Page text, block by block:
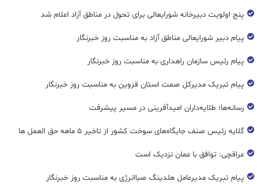
پنج اولویت دبیرخانه شورایعالی برای تحول در مناطق آزاد اعلام شد
پیام دبیر شورایعالی مناطق آزاد به مناسبت روز خبرنگار
پیام رئیس سازمان راهداری به مناسبت روز خبرنگار
پیام تبریک مدیرکل صمت استان قزوین به مناسبت روز خبرنگار
رسانه‌ها؛ طلایه‌داران امیدآفرینی در مسیر پیشرفت
گلایه رئیس صنف جایگاه‌های سوخت کشور از تاخیر ۵ ماهه حق العمل ها
عراقچی: توافق با عمان نزدیک است
پیام تبریک مدیرعامل هلدینگ صباانرژی به مناسبت روز خبرنگار